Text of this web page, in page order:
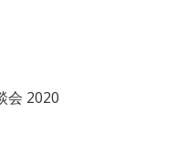
会 2020